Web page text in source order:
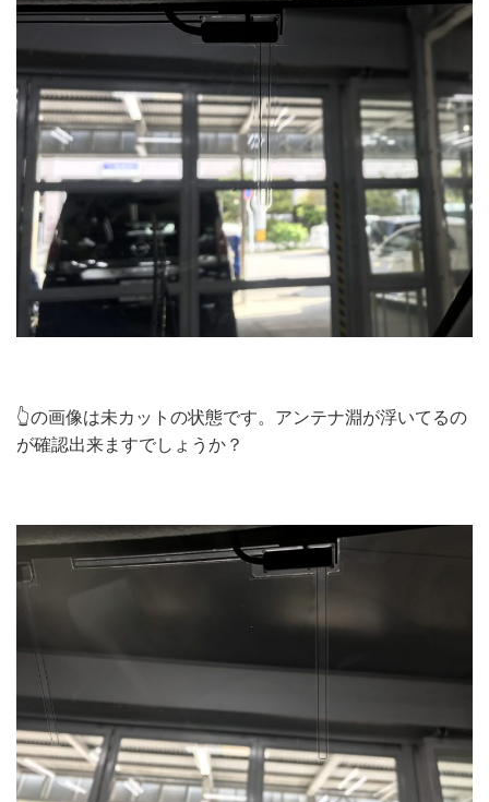
👆の画像は未カットの状態です。アンテナ淵が浮いてるの
が確認出来ますでしょうか？